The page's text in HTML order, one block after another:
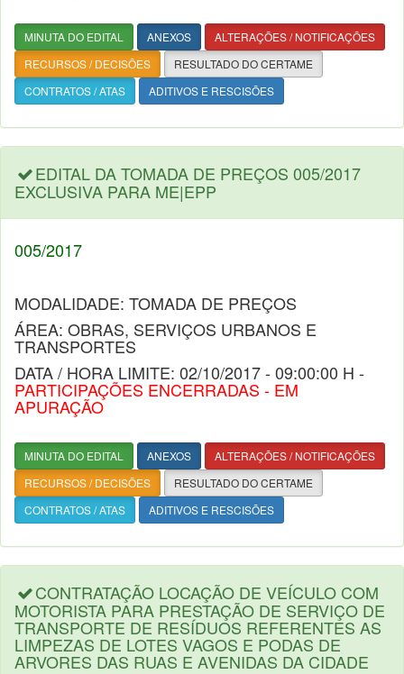
MINUTA DO EDITAL ANEXOS
ALTERAÇÕES / NOTIFICAÇÕES
RECURSOS / DECISÕES
RESULTADO DO CERTAME
CONTRATOS / ATAS
ADITIVOS E RESCISÕES
EDITAL DA TOMADA DE PREÇOS 005/2017
EXCLUSIVA PARA ME|EPP
005/2017
MODALIDADE: TOMADA DE PREÇOS
ÁREA: OBRAS, SERVIÇOS URBANOS E
TRANSPORTES
DATA / HORA LIMITE: 02/10/2017 - 09:00:00 H -
PARTICIPAÇÕES ENCERRADAS - EM
APURAÇÃO
MINUTA DO EDITAL ANEXOS
ALTERAÇÕES / NOTIFICAÇÕES
RECURSOS / DECISÕES
RESULTADO DO CERTAME
CONTRATOS / ATAS
ADITIVOS E RESCISÕES
CONTRATAÇÃO LOCAÇÃO DE VEÍCULO COM
MOTORISTA PARA PRESTAÇÃO DE SERVIÇO DE
TRANSPORTE DE RESÍDUOS REFERENTES AS
LIMPEZAS DE LOTES VAGOS E PODAS DE
ARVORES DAS RUAS E AVENIDAS DA CIDADE